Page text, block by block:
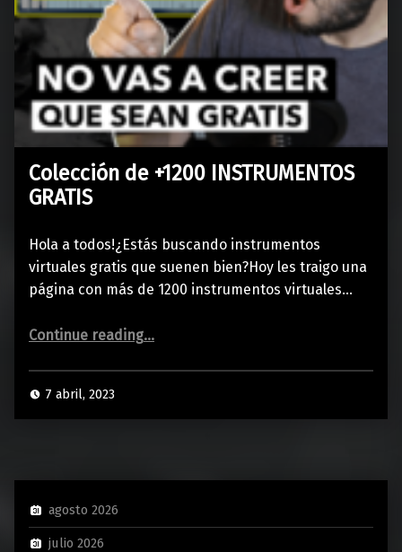
Colección de +1200 INSTRUMENTOS
GRATIS
Hola a todos!¿Estás buscando instrumentos
virtuales gratis que suenen bien?Hoy les traigo una
página con más de 1200 instrumentos virtuales…
Continue reading“Colección de +1200 INSTRUMENTOS GRATIS”
…
7 abril, 2023
agosto 2026
julio 2026